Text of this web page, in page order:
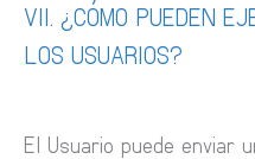
VII. ¿CÓMO PUEDEN
LOS USUARIOS?
El Usuario puede enviar